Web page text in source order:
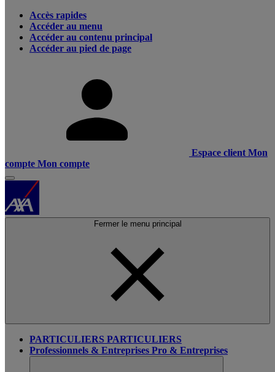
Accès rapides
Accéder au menu
Accéder au contenu principal
Accéder au pied de page
Espace client Mon
compte Mon compte
Fermer le menu principal
PARTICULIERS PARTICULIERS
Professionnels & Entreprises Pro & Entreprises